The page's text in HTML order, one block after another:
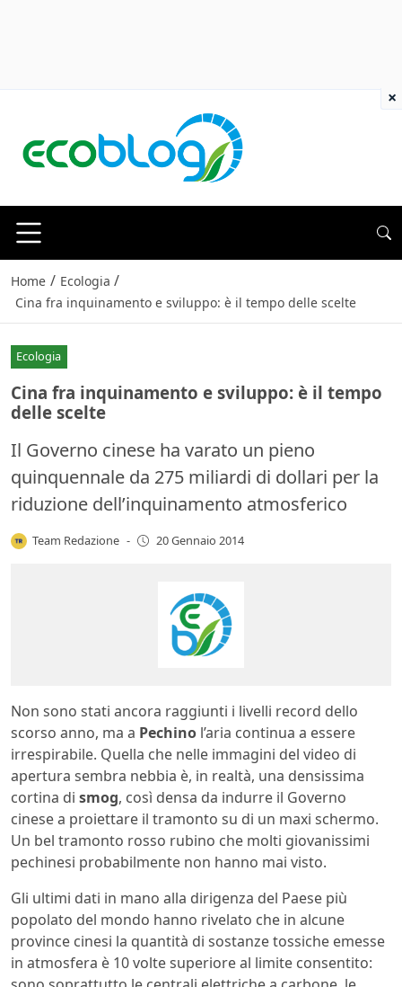
Home / Ecologia /
Cina fra inquinamento e sviluppo: è il tempo delle scelte
Ecologia
Cina fra inquinamento e sviluppo: è il tempo
delle scelte
Il Governo cinese ha varato un pieno
quinquennale da 275 miliardi di dollari per la
riduzione dell’inquinamento atmosferico
Team Redazione - 20 Gennaio 2014
Non sono stati ancora raggiunti i livelli record dello
scorso anno, ma a Pechino l’aria continua a essere
irrespirabile. Quella che nelle immagini del video di
apertura sembra nebbia è, in realtà, una densissima
cortina di smog, così densa da indurre il Governo
cinese a proiettare il tramonto su di un maxi schermo.
Un bel tramonto rosso rubino che molti giovanissimi
pechinesi probabilmente non hanno mai visto.
Gli ultimi dati in mano alla dirigenza del Paese più
popolato del mondo hanno rivelato che in alcune
province cinesi la quantità di sostanze tossiche emesse
in atmosfera è 10 volte superiore al limite consentito:
×